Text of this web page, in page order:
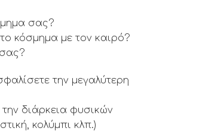
σας?
κόσμημα με τον καιρό?
την μεγαλύτερη
διάρκεια φυσικών
κολύμπι κλπ.)